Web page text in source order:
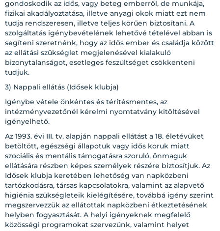
gondoskodik az idős, vagy beteg emberről, de munkája,
fizikai akadályoztatása, illetve anyagi okok miatt ezt nem
tudja rendszeresen, illetve teljes körűen biztosítani. A
szolgáltatás igénybevételének lehetővé tételével abban is
segíteni szeretnénk, hogy az idős ember és családja között
az ellátási szükséglet megjelenésével kialakuló
bizonytalanságot, esetleges feszültséget csökkenteni
tudjuk.
3) Nappali ellátás (Idősek klubja)
Igénybe vétele önkéntes és térítésmentes, az
intézményvezetőnél kérelmi nyomtatvány kitöltésével
igényelhető.
Az 1993. évi III. tv. alapján nappali ellátást a 18. életévüket
betöltött, egészségi állapotuk vagy idős koruk miatt
szociális és mentális támogatásra szoruló, önmaguk
ellátására részben képes személyek részére biztosítjuk. Az
Idősek klubja keretében lehetőség van napközbeni
tartózkodásra, társas kapcsolatokra, valamint az alapvető
higiénia szükségleteik kielégítésére, továbbá igény szerint
megszervezzük az ellátottak napközbeni étkeztetésének
helyben fogyasztását. A helyi igényeknek megfelelő
közösségi programokat szervezünk, valamint helyet